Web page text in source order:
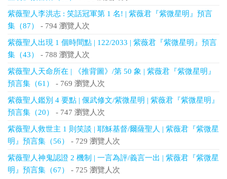
紫薇聖人李洪志 : 笑話冠軍第 1 名! | 紫薇君『紫微星明』預言
集（87）
- 794 瀏覽人次
紫薇聖人出現 1 個時間點 | 122/2033 | 紫薇君『紫微星明』預言
集（43）
- 788 瀏覽人次
紫薇聖人天命所在 | 《推背圖》/第 50 象 | 紫薇君『紫微星明』
預言集（61）
- 769 瀏覽人次
紫薇聖人鑑別 4 要點 | 偃武修文/紫微星明 | 紫薇君『紫微星明』
預言集（20）
- 747 瀏覽人次
紫薇聖人救世主 1 則笑談 | 耶穌基督/爾薩聖人 | 紫薇君『紫微星
明』預言集（56）
- 729 瀏覽人次
紫薇聖人神鬼認證 2 機制 | 一言為評/義言一出 | 紫薇君『紫微星
明』預言集（67）
- 725 瀏覽人次